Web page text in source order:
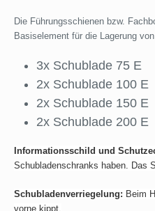
Die Führungsschienen bzw.
Basiselement für die Lagerung
3x Schublade 75 E
2x Schublade 100 E
2x Schublade 150 E
2x Schublade 200 E
Informationsschild und
Schubladenschranks haben. Das
Schubladenverriegelung: Beim
vorne kippt.